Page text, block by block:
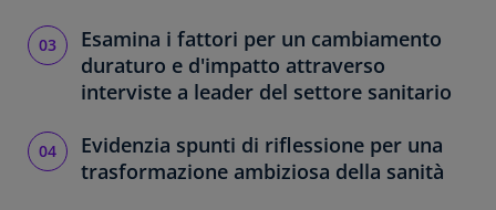
Esamina i fattori per un cambiamento
duraturo e d'impatto attraverso
interviste a leader del settore sanitario
Evidenzia spunti di riflessione per una
trasformazione ambiziosa della sanità